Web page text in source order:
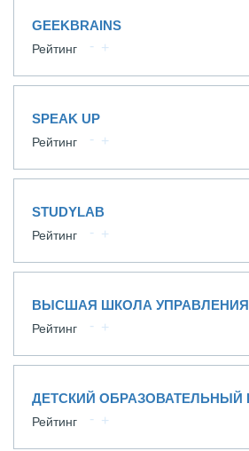
GEEKBRAINS
Рейтинг
SPEAK UP
Рейтинг
STUDYLAB
Рейтинг
ВЫСШАЯ ШКОЛА
Рейтинг
ДЕТСКИЙ ОБРАЗОВАТЕЛЬНЫЙ
Рейтинг